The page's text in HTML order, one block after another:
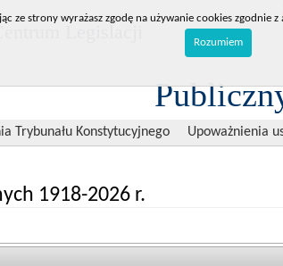
Trybunału Konstytucyjnego Upoważnienia
1918-2026 r.
ze strony wyrażasz zgodę na używanie cookies zgodnie
Rozumiem